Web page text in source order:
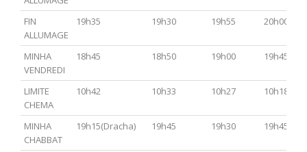
FIN
ALLUMAGE
19h35 19h30 19h55 20h00
MINHA
VENDREDI
18h45 18h50 19h00 19h45
LIMITE
CHEMA
10h42 10h33 10h27 10h18
MINHA
CHABBAT
19h15(Dracha) 19h45 19h30 19h45